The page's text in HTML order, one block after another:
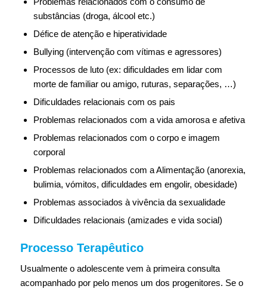
substâncias (droga, álcool etc.)
Défice de atenção e hiperatividade
Bullying (intervenção com vítimas e agressores)
Processos de luto (ex: dificuldades em lidar com
morte de familiar ou amigo, ruturas, separações, …)
Dificuldades relacionais com os pais
Problemas relacionados com a vida amorosa e afetiva
Problemas relacionados com o corpo e imagem
corporal
Problemas relacionados com a Alimentação (anorexia,
bulimia, vómitos, dificuldades em engolir, obesidade)
Problemas associados à vivência da sexualidade
Dificuldades relacionais (amizades e vida social)
Processo Terapêutico
Usualmente o adolescente vem à primeira consulta
acompanhado por pelo menos um dos progenitores. Se o